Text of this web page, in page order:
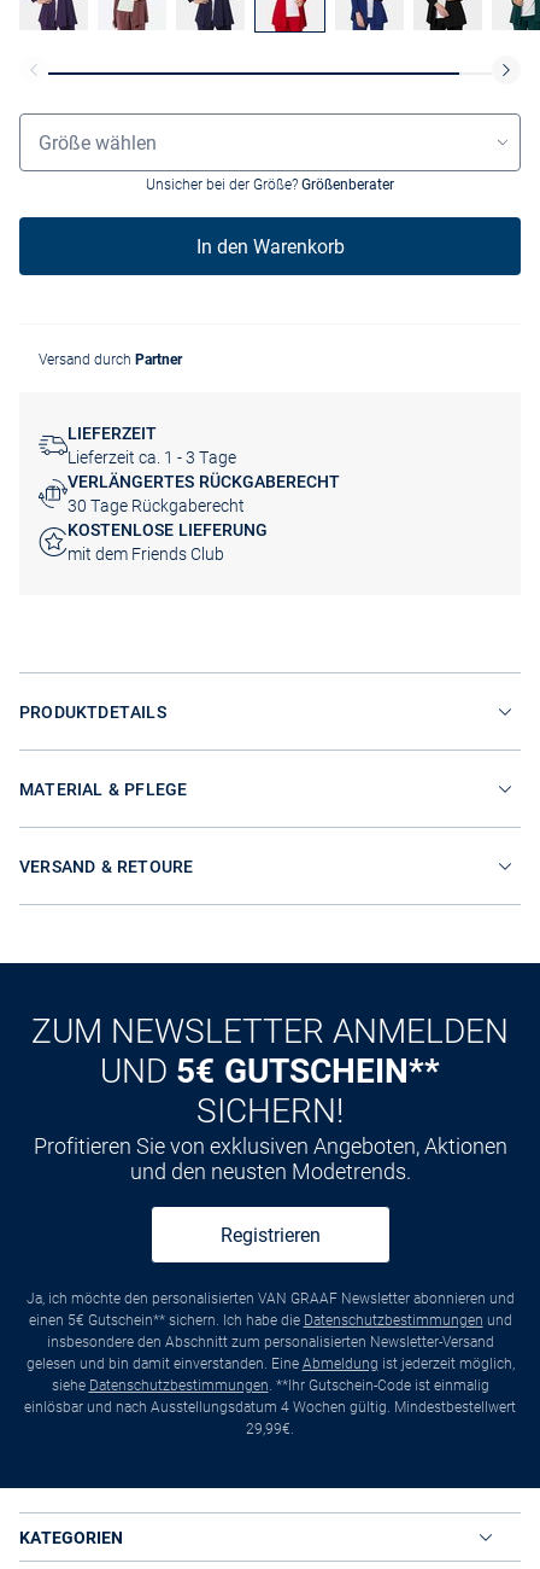
Grössenauswahl
Größe wählen
Unsicher bei der Größe? Größenberater
In den Warenkorb
Versand durch Partner
LIEFERZEIT
Lieferzeit ca. 1 - 3 Tage
VERLÄNGERTES RÜCKGABERECHT
30 Tage Rückgaberecht
KOSTENLOSE LIEFERUNG
mit dem Friends Club
PRODUKTDETAILS
MATERIAL & PFLEGE
VERSAND & RETOURE
ZUM NEWSLETTER ANMELDEN
UND 5€ GUTSCHEIN**
SICHERN!
Profitieren Sie von exklusiven Angeboten, Aktionen
und den neusten Modetrends.
Registrieren
Ja, ich möchte den personalisierten VAN GRAAF Newsletter abonnieren und
einen 5€ Gutschein** sichern. Ich habe die Datenschutzbestimmungen und
insbesondere den Abschnitt zum personalisierten Newsletter-Versand
gelesen und bin damit einverstanden. Eine Abmeldung ist jederzeit möglich,
siehe Datenschutzbestimmungen. **Ihr Gutschein-Code ist einmalig
einlösbar und nach Ausstellungsdatum 4 Wochen gültig. Mindestbestellwert
29,99€.
KATEGORIEN